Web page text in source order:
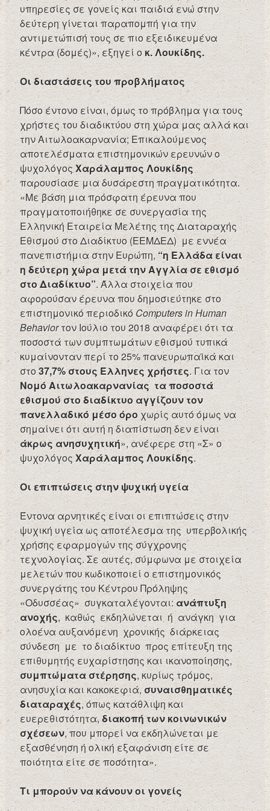
υπηρεσίες σε γονείς και παιδιά ενώ στην
δεύτερη γίνεται παραπομπή για την
αντιμετώπισή τους σε πιο εξειδικευμένα
κέντρα (δομές)», εξηγεί οκ. Λουκίδης.
Οι διαστάσεις του προβλήματος
Πόσο έντονο είναι, όμως το πρόβλημα για τους
χρήστες του διαδικτύου στη χώρα μας αλλά και
την Αιτωλοακαρνανία; Επικαλούμενος
αποτελέσματα επιστημονικών ερευνών ο
ψυχολόγοςΧαράλαμπος Λουκίδης
παρουσίασε μια δυσάρεστη πραγματικότητα.
«Με βάση μια πρόσφατη έρευνα που
πραγματοποιήθηκε σε συνεργασία της
Ελληνική Εταιρεία Μελέτης της Διαταραχής
Εθισμού στο Διαδίκτυο (ΕΕΜΔΕΔ) με εννέα
πανεπιστήμια στην Ευρώπη,“η Ελλάδα είναι
η δεύτερη χώρα μετά την Αγγλία σε εθισμό
στο Διαδίκτυο”. Άλλα στοιχεία που
αφορούσαν έρευνα που δημοσιεύτηκε στο
επιστημονικό περιοδικόComputers in Human
Behaviorτον Ιούλιο του 2018 αναφέρει ότι τα
ποσοστά των συμπτωμάτων εθισμού τυπικά
κυμαίνονταν περί το 25% πανευρωπαϊκά και
στο37,7% στους Έλληνες χρήστες. Για τον
Νομό Αιτωλοακαρνανίας τα ποσοστά
εθισμού στο διαδίκτυο αγγίζουν τον
πανελλαδικό μέσο όροχωρίς αυτό όμως να
σημαίνει ότι αυτή η διαπίστωση δεν είναι
άκρως ανησυχητική», ανέφερε στη «Σ» ο
ψυχολόγοςΧαράλαμπος Λουκίδης.
Οι επιπτώσεις στην ψυχική υγεία
Έντονα αρνητικές είναι οι επιπτώσεις στην
ψυχική υγεία ως αποτέλεσμα της υπερβολικής
χρήσης εφαρμογών της σύγχρονης
τεχνολογίας. Σε αυτές, σύμφωνα με στοιχεία
μελετών που κωδικοποιεί ο επιστημονικός
συνεργάτης του Κέντρου Πρόληψης
«Οδυσσέας» συγκαταλέγονται:ανάπτυξη
ανοχής, καθώς εκδηλώνεται ή ανάγκη για
ολοένα αυξανόμενη χρονικής διάρκειας
σύνδεση με το διαδίκτυο προς επίτευξη της
επιθυμητής ευχαρίστησης και ικανοποίησης,
συμπτώματα στέρησης, κυρίως τρόμος,
ανησυχία και κακοκεφιά,συναισθηματικές
διαταραχές, όπως κατάθλιψη και
ευερεθιστότητα,διακοπή των κοινωνικών
σχέσεων, που μπορεί να εκδηλώνεται με
εξασθένηση ή ολική εξαφάνιση είτε σε
ποιότητα είτε σε ποσότητα».
Τι μπορούν να κάνουν οι γονείς